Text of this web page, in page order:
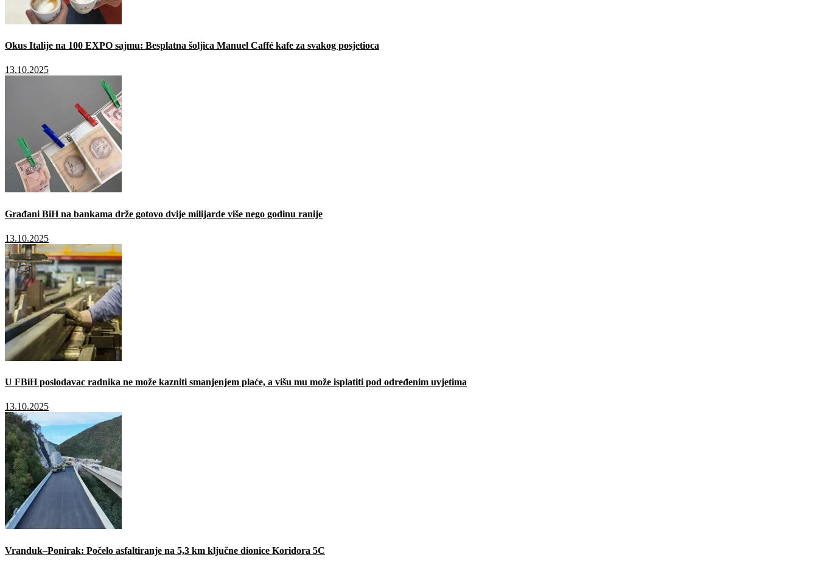
Okus Italije na 100 EXPO sajmu: Besplatna šoljica Manuel Caffé kafe za svakog posjetioca
13.10.2025
Građani BiH na bankama drže gotovo dvije milijarde više nego godinu ranije
13.10.2025
U FBiH poslodavac radnika ne može kazniti smanjenjem plaće, a višu mu može isplatiti pod određenim uvjetima
13.10.2025
Vranduk–Ponirak: Počelo asfaltiranje na 5,3 km ključne dionice Koridora 5C